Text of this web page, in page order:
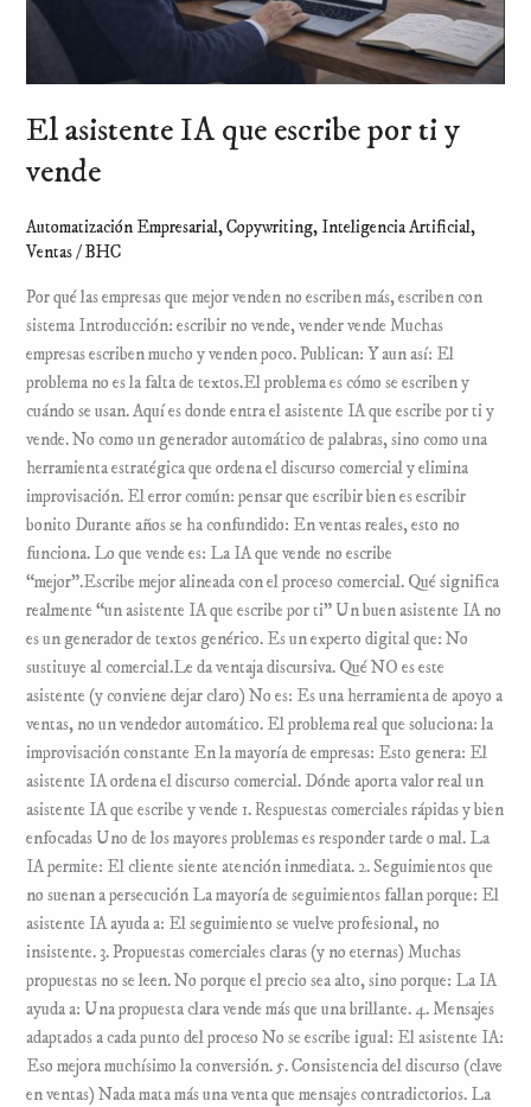
El asistente IA que escribe por ti y
vende
Automatización Empresarial,Copywriting, Inteligencia Artificial,
Ventas/BHC
Por qué las empresas que mejor venden no escriben más, escriben con
sistema Introducción: escribir no vende, vender vende Muchas
empresas escriben mucho y venden poco. Publican: Y aun así: El
problema no es la falta de textos.El problema es cómo se escriben y
cuándo se usan. Aquí es donde entra el asistente IA que escribe por ti y
vende. No como un generador automático de palabras, sino como una
herramienta estratégica que ordena el discurso comercial y elimina
improvisación. El error común: pensar que escribir bien es escribir
bonito Durante años se ha confundido: En ventas reales, esto no
funciona. Lo que vende es: La IA que vende no escribe
“mejor”.Escribe mejor alineada con el proceso comercial. Qué significa
realmente “un asistente IA que escribe por ti” Un buen asistente IA no
es un generador de textos genérico. Es un experto digital que: No
sustituye al comercial.Le da ventaja discursiva. Qué NO es este
asistente (y conviene dejar claro) No es: Es una herramienta de apoyo a
ventas, no un vendedor automático. El problema real que soluciona: la
improvisación constante En la mayoría de empresas: Esto genera: El
asistente IA ordena el discurso comercial. Dónde aporta valor real un
asistente IA que escribe y vende 1. Respuestas comerciales rápidas y bien
enfocadas Uno de los mayores problemas es responder tarde o mal. La
IA permite: El cliente siente atención inmediata. 2. Seguimientos que
no suenan a persecución La mayoría de seguimientos fallan porque: El
asistente IA ayuda a: El seguimiento se vuelve profesional, no
insistente. 3. Propuestas comerciales claras (y no eternas) Muchas
propuestas no se leen. No porque el precio sea alto, sino porque: La IA
ayuda a: Una propuesta clara vende más que una brillante. 4. Mensajes
adaptados a cada punto del proceso No se escribe igual: El asistente IA:
Eso mejora muchísimo la conversión. 5. Consistencia del discurso (clave
en ventas) Nada mata más una venta que mensajes contradictorios. La
vende